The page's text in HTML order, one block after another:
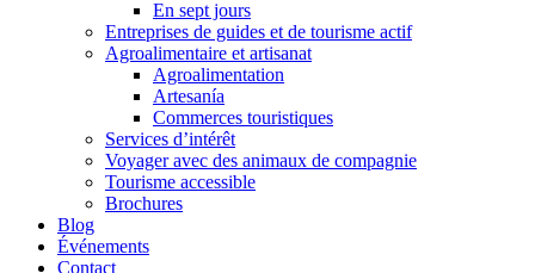
En sept jours
Entreprises de guides et de tourisme actif
Agroalimentaire et artisanat
Agroalimentation
Artesanía
Commerces touristiques
Services d’intérêt
Voyager avec des animaux de compagnie
Tourisme accessible
Brochures
Blog
Événements
Contact